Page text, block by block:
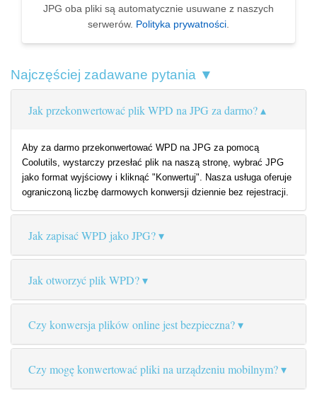
JPG oba pliki są automatycznie usuwane z naszych
serwerów. Polityka prywatności.
Najczęściej zadawane pytania ▼
Jak przekonwertować plik WPD na JPG za darmo?
Aby za darmo przekonwertować WPD na JPG za pomocą
Coolutils, wystarczy przesłać plik na naszą stronę, wybrać JPG
jako format wyjściowy i kliknąć "Konwertuj". Nasza usługa oferuje
ograniczoną liczbę darmowych konwersji dziennie bez rejestracji.
Jak zapisać WPD jako JPG?
Jak otworzyć plik WPD?
Czy konwersja plików online jest bezpieczna?
Czy mogę konwertować pliki na urządzeniu mobilnym?